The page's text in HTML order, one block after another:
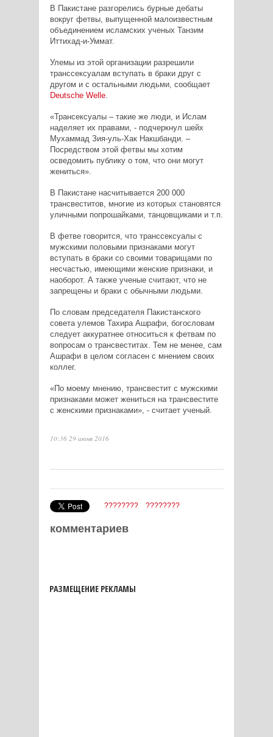
В Пакистане разгорелись бурные дебаты
вокруг фетвы, выпущенной малоизвестным
объединением исламских ученых Танзим
Иттихад-и-Уммат.
Улемы из этой организации разрешили
транссексуалам вступать в браки друг с
другом и с остальными людьми, сообщает
Deutsche Welle.
«Трансексуалы – такие же люди, и Ислам
наделяет их правами, - подчеркнул шейх
Мухаммад Зия-уль-Хак Накшбанди. –
Посредством этой фетвы мы хотим
осведомить публику о том, что они могут
жениться».
В Пакистане насчитывается 200 000
трансвеститов, многие из которых становятся
уличными попрошайками, танцовщиками и т.п.
В фетве говорится, что транссексуалы с
мужскими половыми признаками могут
вступать в браки со своими товарищами по
несчастью, имеющими женские признаки, и
наоборот. А также ученые считают, что не
запрещены и браки с обычными людьми.
По словам председателя Пакистанского
совета улемов Тахира Ашрафи, богословам
следует аккуратнее относиться к фетвам по
вопросам о трансвеститах. Тем не менее, сам
Ашрафи в целом согласен с мнением своих
коллег.
«По моему мнению, трансвестит с мужскими
признаками может жениться на трансвестите
с женскими признаками», - считает ученый.
10:36 29 июня 2016
???????? ????????
комментариев
РАЗМЕЩЕНИЕ РЕКЛАМЫ